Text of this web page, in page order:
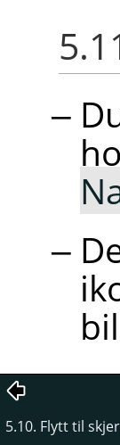
5.10. Flytt til